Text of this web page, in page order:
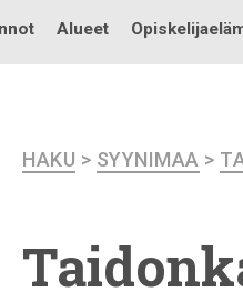
Alueet
HAKU > SYYNIMAA >